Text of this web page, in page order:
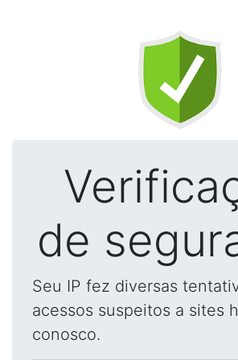
de
Seu IP fez diversas
acessos suspeitos a sites
conosco.